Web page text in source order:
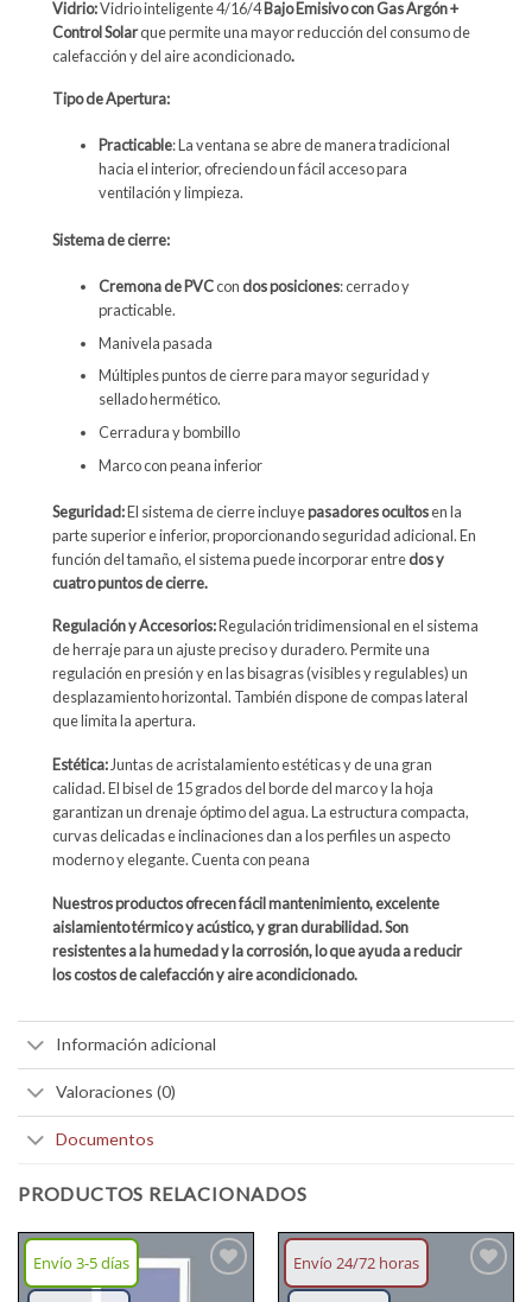
Vidrio:Vidrio inteligente 4/16/4Bajo Emisivo con Gas Argón +
Control Solarque permite una mayor reducción del consumo de
calefacción y del aire acondicionado.
Tipo de Apertura:
Practicable: La ventana se abre de manera tradicional
hacia el interior, ofreciendo un fácil acceso para
ventilación y limpieza.
Sistema de cierre:
Cremona de PVCcondos posiciones: cerrado y
practicable.
Manivela pasada
Múltiples puntos de cierre para mayor seguridad y
sellado hermético.
Cerradura y bombillo
Marco con peana inferior
Seguridad:El sistema de cierre incluyepasadores ocultosen la
parte superior e inferior, proporcionando seguridad adicional. En
función del tamaño, el sistema puede incorporar entredos y
cuatro puntos de cierre.
Regulación y Accesorios:Regulación tridimensional en el sistema
de herraje para un ajuste preciso y duradero. Permite una
regulación en presión y en las bisagras (visibles y regulables) un
desplazamiento horizontal. También dispone de compas lateral
que limita la apertura.
Estética: Juntas de acristalamiento estéticas y de una gran
calidad. El bisel de 15 grados del borde del marco y la hoja
garantizan un drenaje óptimo del agua. La estructura compacta,
curvas delicadas e inclinaciones dan a los perfiles un aspecto
moderno y elegante. Cuenta con peana
Nuestros productos ofrecen fácil mantenimiento, excelente
aislamiento térmico y acústico, y gran durabilidad. Son
resistentes a la humedad y la corrosión, lo que ayuda a reducir
los costos de calefacción y aire acondicionado.
Información adicional
Valoraciones (0)
Documentos
PRODUCTOS RELACIONADOS
Envío 3-5 días Envío 24/72 horas